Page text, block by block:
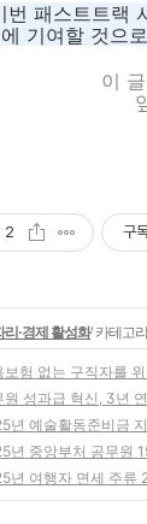
번 패스트트랙
기여할 것으
이
2 구
리·경제 활성화' 카테고
보험 없는 구직자를
원 성과급 혁신, 3년
년 예술활동준비금
년 중앙부처 공무원
년 여행자 면세 주류